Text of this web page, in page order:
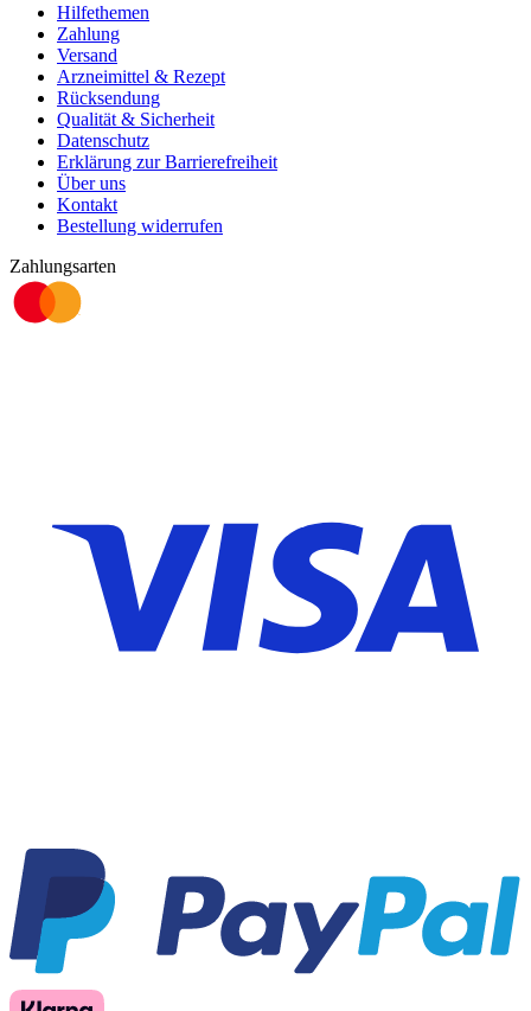
Hilfethemen
Zahlung
Versand
Arzneimittel & Rezept
Rücksendung
Qualität & Sicherheit
Datenschutz
Erklärung zur Barrierefreiheit
Über uns
Kontakt
Bestellung widerrufen
Zahlungsarten